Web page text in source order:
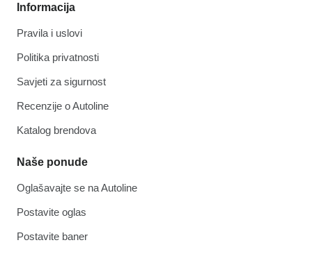
Informacija
Pravila i uslovi
Politika privatnosti
Savjeti za sigurnost
Recenzije o Autoline
Katalog brendova
Naše ponude
Oglašavajte se na Autoline
Postavite oglas
Postavite baner